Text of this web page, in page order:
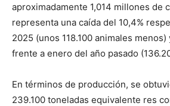
aproximadamente 1,014 millones de
representa una caída del 10,4%
2025 (unos 118.100 animales menos)
frente a enero del año pasado
En términos de producción, se
239.100 toneladas equivalente res